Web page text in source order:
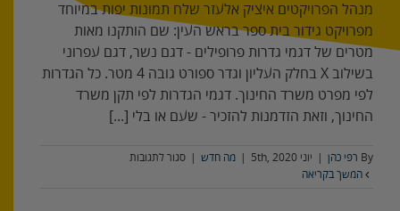
מנהל הפרויקטים איציק אלעזר שלח תמונות יפות במיוחד
מפרויקט גידור בית ספר בראש העין: שם הותקנו מאות
מטרים של דגמי גדרות פרופילים - דגם נשר, דגם עפרוני
בשילוב X בחלק העליון וגדר ספורט גובה 4 מטר. כל הגדרות
לפי מפרט משרד החינוך. דגמי הגדרות לפי תקן משרד
החינוך, וזאת הזדמנות להזכיר - שעם או בלי [...]
By רפי כהן יוני 5th, 2020 מה חדש סגור לתגובותעל
המשך בקריאה